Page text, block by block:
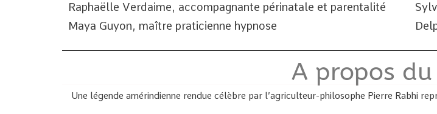
Raphaëlle Verdaime, accompagnante périnatale et parentalité
Maya Guyon, maître praticienne hypnose
A propos
Une légende amérindienne rendue célèbre par l’agriculteur-philosophe Pierre Rabhi